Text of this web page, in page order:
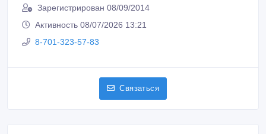
Зарегистрирован 08/09/2014
Активность 08/07/2026 13:21
8-701-323-57-83
Связаться